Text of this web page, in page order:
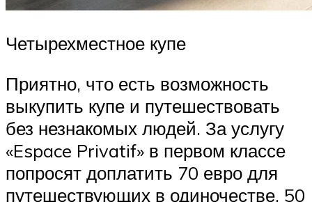
Четырехместное купе
Приятно, что есть возможность
выкупить купе и путешествовать
без незнакомых людей. За услугу
«Espace Privatif» в первом классе
попросят доплатить 70 евро для
путешествующих в одиночестве, 50